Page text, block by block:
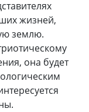
жизней,
землю.
она будет